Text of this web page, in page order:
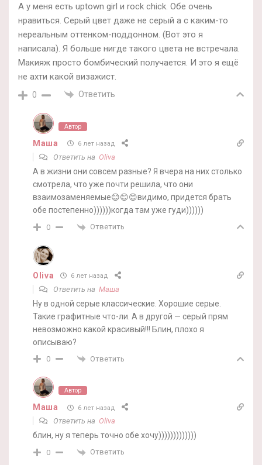
А у меня есть uptown girl и rock chick. Обе очень
нравиться. Серый цвет даже не серый а с каким-то
нереальным оттенком-поддонном. (Вот это я
написала). Я больше нигде такого цвета не встречала.
Макияж просто бомбический получается. И это я ещё
не ахти какой визажист.
0 Ответить
Автор
Маша 6 лет назад
Ответить на Oliva
А в жизни они совсем разные? Я вчера на них столько
смотрела, что уже почти решила, что они
взаимозаменяемые😊😊😊видимо, придется брать
обе постепенно))))))когда там уже гуди))))))
0 Ответить
Oliva 6 лет назад
Ответить на Маша
Ну в одной серые классические. Хорошие серые.
Такие графитные что-ли. А в другой — серый прям
невозможно какой красивый!!! Блин, плохо я
описываю?
0 Ответить
Автор
Маша 6 лет назад
Ответить на Oliva
блин, ну я теперь точно обе хочу)))))))))))))
0 Ответить